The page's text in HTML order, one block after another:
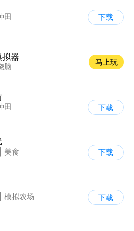
田
下载
器
脑
马上玩
田
下载
美食
下载
模拟农场
下载